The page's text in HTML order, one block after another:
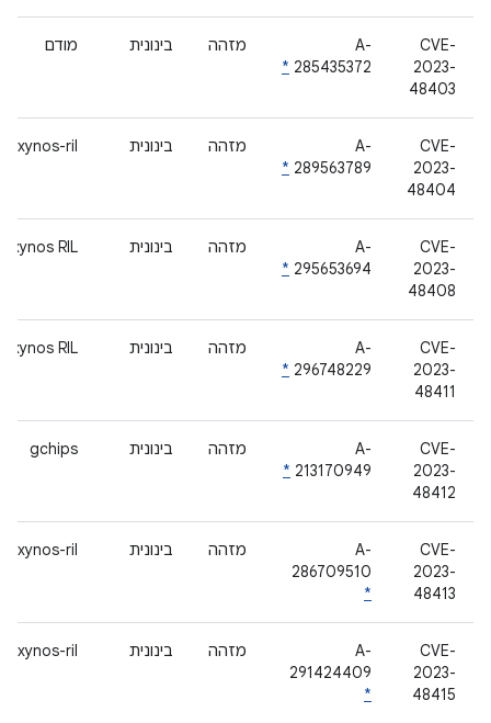
CVE-
2023-
48403
A-
285435372
*
מזהה בינונית מודם
CVE-
2023-
48404
A-
289563789
*
מזהה בינונית exynos-ril
CVE-
2023-
48408
A-
295653694
*
מזהה בינונית Exynos RIL
CVE-
2023-
48411
A-
296748229
*
מזהה בינונית Exynos RIL
CVE-
2023-
48412
A-
213170949
*
מזהה בינונית gchips
CVE-
2023-
48413
A-
286709510
*
מזהה בינונית exynos-ril
CVE-
2023-
48415
A-
291424409
*
מזהה בינונית exynos-ril